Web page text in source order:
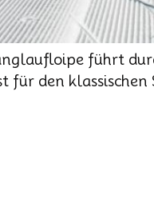
führt
für den